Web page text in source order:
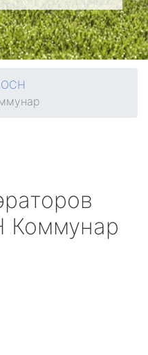
Коммунар